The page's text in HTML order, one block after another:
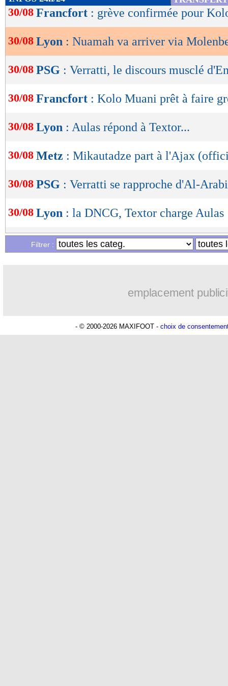
de
OK
30/08 Francfort : grève confirmée pour
30/08 Lyon : Nuamah va arriver via
30/08 PSG : Verratti, le discours musclé
30/08 Francfort : Kolo Muani prêt à faire
30/08 Lyon : Aulas répond à Textor...
30/08 Metz : Mikautadze part à l'Ajax
30/08 PSG : Verratti se rapproche d'Al-Arabi
30/08 Lyon : la DNCG, Textor charge Aulas
Liste des brèves du mar. 29 août 2023
Filtrer :
emplacement
- © 2000-2026 MAXIFOOT - choix de